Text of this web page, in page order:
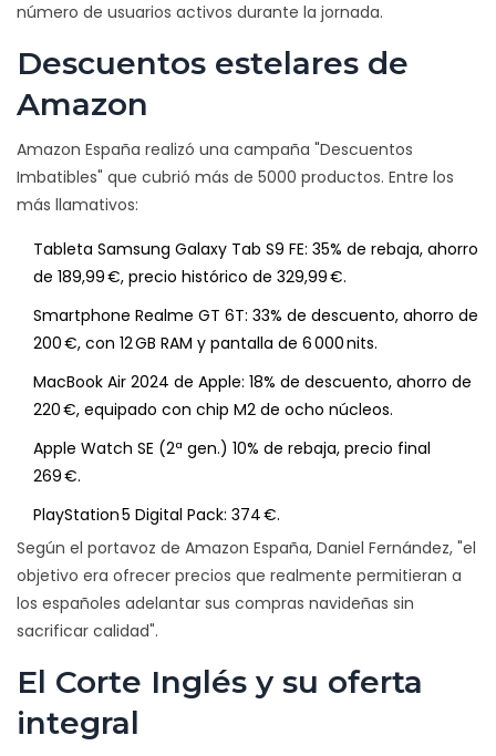
número de usuarios activos durante la jornada.
Descuentos estelares de
Amazon
Amazon España realizó una campaña "Descuentos
Imbatibles" que cubrió más de 5000 productos. Entre los
más llamativos:
Tableta Samsung Galaxy Tab S9 FE: 35% de rebaja, ahorro
de 189,99 €, precio histórico de 329,99 €.
Smartphone Realme GT 6T: 33% de descuento, ahorro de
200 €, con 12 GB RAM y pantalla de 6 000 nits.
MacBook Air 2024 de Apple: 18% de descuento, ahorro de
220 €, equipado con chip M2 de ocho núcleos.
Apple Watch SE (2ª gen.) 10% de rebaja, precio final
269 €.
PlayStation 5 Digital Pack: 374 €.
Según el portavoz de Amazon España, Daniel Fernández, "el
objetivo era ofrecer precios que realmente permitieran a
los españoles adelantar sus compras navideñas sin
sacrificar calidad".
El Corte Inglés y su oferta
integral